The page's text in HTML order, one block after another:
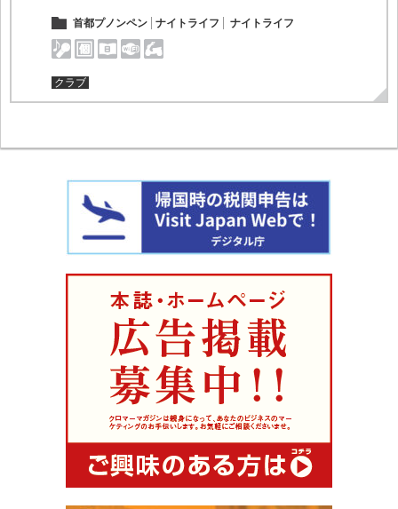
首都プノンペン ナイトライフ ナイトライフ
クラブ